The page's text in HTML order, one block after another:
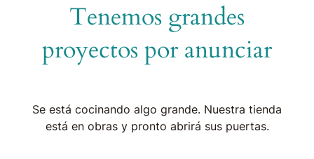
Tenemos grandes
proyectos por anunciar
Se está cocinando algo grande. Nuestra tienda
está en obras y pronto abrirá sus puertas.